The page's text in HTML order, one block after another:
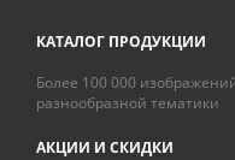
КАТАЛОГ ПРОДУКЦИИ
Более 100 000
разнообразной тематики
АКЦИИ И СКИДКИ